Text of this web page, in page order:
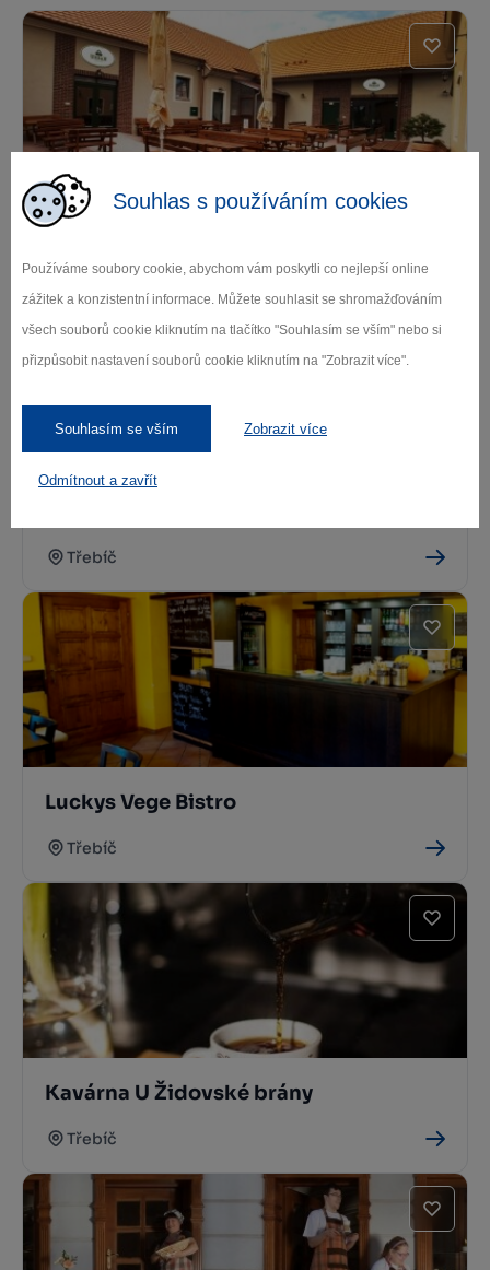
Souhlas s používáním cookies
Používáme soubory cookie, abychom vám poskytli co nejlepší online
zážitek a konzistentní informace. Můžete souhlasit se shromažďováním
všech souborů cookie kliknutím na tlačítko "Souhlasím se vším" nebo si
přizpůsobit nastavení souborů cookie kliknutím na "Zobrazit více".
Souhlasím se vším Zobrazit více
Odmítnout a zavřít
Centrum Lihovar
Třebíč
Třebíč
Luckys Vege Bistro
Třebíč
Kavárna U Židovské brány
Třebíč